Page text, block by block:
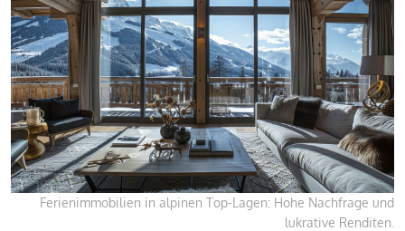
Ferienimmobilien in alpinen Top-Lagen: Hohe Nachfrage und
lukrative Renditen.